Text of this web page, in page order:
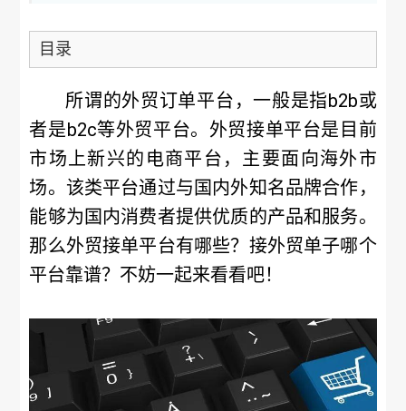
目录
所谓的外贸订单平台，一般是指b2b或
者是b2c等外贸平台。外贸接单平台是目前
市场上新兴的电商平台，主要面向海外市
场。该类平台通过与国内外知名品牌合作，
能够为国内消费者提供优质的产品和服务。
那么外贸接单平台有哪些？接外贸单子哪个
平台靠谱？不妨一起来看看吧！